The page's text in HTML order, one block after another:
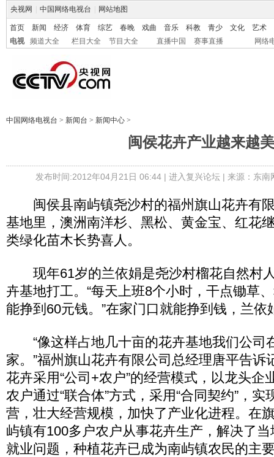
央视网 中国网络电视台 网站地图
首页 新闻 经济 体育 综艺 春晚 戏曲 音乐 科教 青少 文化
艺术
电视
频道大全 栏目大全 节目大全 直播中国 赛事直播 网络
中国网络电视台 > 新闻台 > 新闻中心 >
闽侯花卉产业越来越美
发布时间:2012年04月21日 06:44 | 进入复兴论坛 | 来源：东
闽侯县南屿镇尧沙村的福州旗山花卉有
基地里，澳洲南洋杉、黑松、黄金宝、红花
类绿化苗木长势喜人。
现年61岁的兰依娟是尧沙村榴花自然村
卉基地打工。“每天上班8个小时，干点锄草
能挣到60元钱。”在家门口就能挣到钱，兰依
“像这样占地几十亩的花卉基地我们公司
家。”福州旗山花卉有限公司总经理唐平告诉
花卉采用“公司+农户”的经营模式，以龙头企
农户通过“联合体”方式，采用“合同契约”，
营，壮大经营规模，加快了产业化进程。在
屿镇有100多户农户从事花卉生产，解决了
就业问题，种植花卉已成为南屿镇农民的主